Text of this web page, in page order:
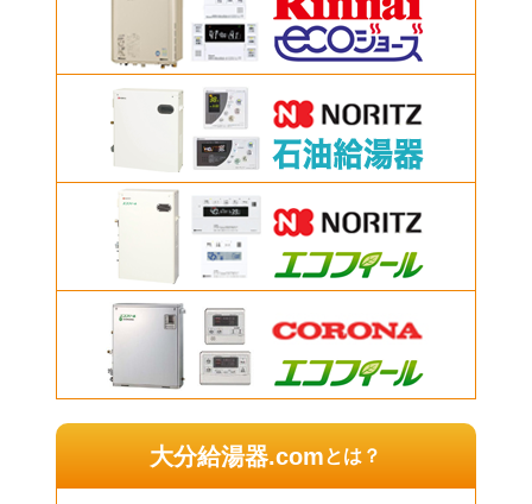
大分給湯器.comとは？